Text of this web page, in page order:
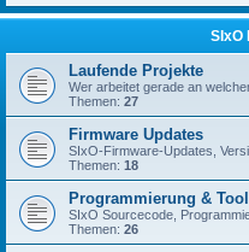
SIxO
Laufende Projekte
Wer arbeitet gerade an
Themen: 27
Firmware Updates
SIxO-Firmware-Updates,
Themen: 18
Programmierung &
SIxO Sourcecode,
Themen: 26